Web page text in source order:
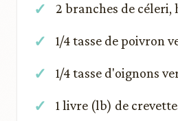
2 branches de céleri,
1/4 tasse de poivron
1/4 tasse d'oignons
1 livre (lb) de